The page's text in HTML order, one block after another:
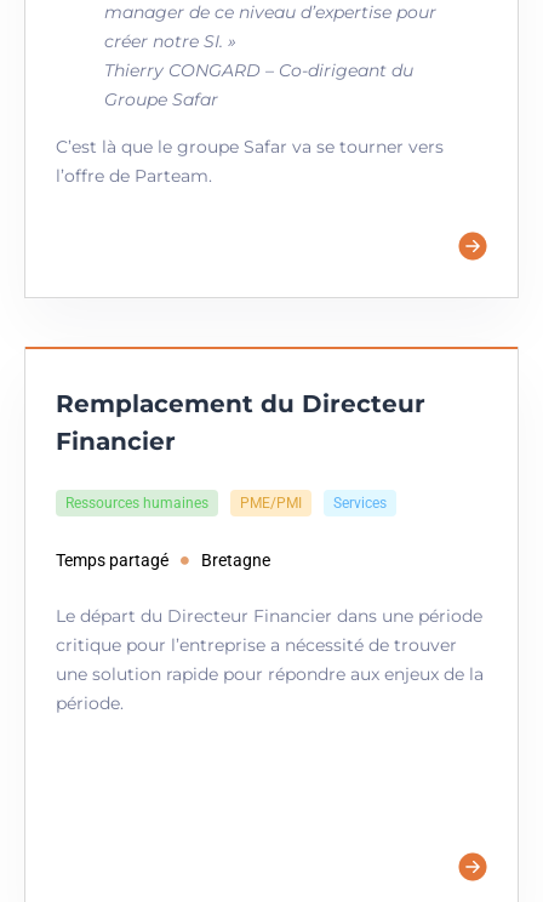
manager de ce niveau d’expertise pour
créer notre SI. »
Thierry CONGARD – Co-dirigeant du
Groupe Safar
C’est là que le groupe Safar va se tourner vers
l’offre de Parteam.
Remplacement du Directeur
Financier
Ressources humaines PME/PMI Services
Temps partagé Bretagne
Le départ du Directeur Financier dans une période
critique pour l’entreprise a nécessité de trouver
une solution rapide pour répondre aux enjeux de la
période.